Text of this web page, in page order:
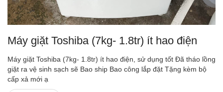
Máy giặt Toshiba (7kg- 1.8tr) ít hao điện
Máy giặt Toshiba (7kg- 1.8tr) ít hao điện, sử dụng tốt Đã tháo lồng
giặt ra vệ sinh sạch sẽ Bao ship Bao công lắp đặt Tặng kèm bộ
cấp xả mới ạ